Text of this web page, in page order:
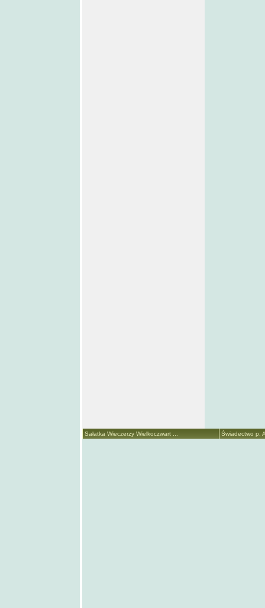
Sałatka Wieczerzy Wielkoczwart ... Świadectwo p.